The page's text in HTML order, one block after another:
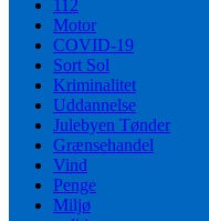
112
Motor
COVID-19
Sort Sol
Kriminalitet
Uddannelse
Julebyen Tønder
Grænsehandel
Vind
Penge
Miljø